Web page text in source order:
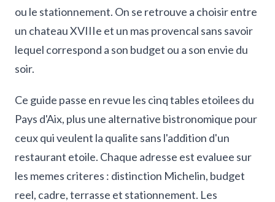
ou le stationnement. On se retrouve a choisir entre
un chateau XVIIIe et un mas provencal sans savoir
lequel correspond a son budget ou a son envie du
soir.
Ce guide passe en revue les cinq tables etoilees du
Pays d'Aix, plus une alternative bistronomique pour
ceux qui veulent la qualite sans l'addition d'un
restaurant etoile. Chaque adresse est evaluee sur
les memes criteres : distinction Michelin, budget
reel, cadre, terrasse et stationnement. Les